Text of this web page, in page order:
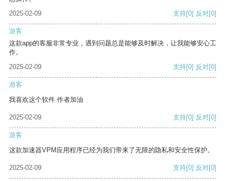
2025-02-09
支持[0] 反对[0]
游客
这款app的客服非常专业，遇到问题总是能够及时解决，让我能够安心工
作。
2025-02-09
支持[0] 反对[0]
游客
我喜欢这个软件 作者加油
2025-02-09 支持[0] 反对[0]
游客
这款加速器VPM应用程序已经为我们带来了无限的隐私和安全性保护。
2025-02-09 支持[0] 反对[0]